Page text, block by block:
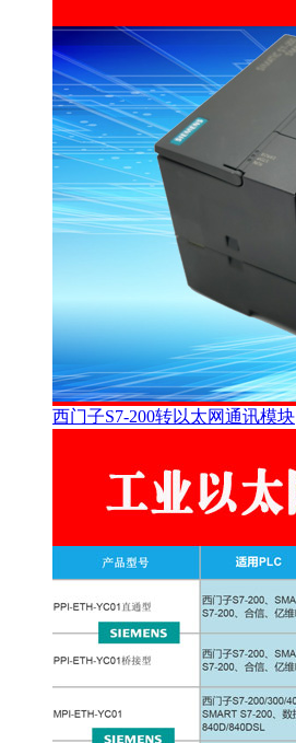
西门子S7-200转以太网通讯模块